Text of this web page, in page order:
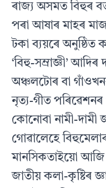
ৰাজ্য অসমত বিহুৰ
পৰা আষাৰ মাহৰ
টকা ব্যয়ৰে অনুষ্ঠিত
‘বিহু-সম্রাজ্ঞী’
অঞ্চলটোৰ বা
নৃত্য-গীত
কোনােবা নামী-দামী
গােৱালেহে
মানসিকতাইয়ো
জাতীয় কলা-কৃষ্টিৰ